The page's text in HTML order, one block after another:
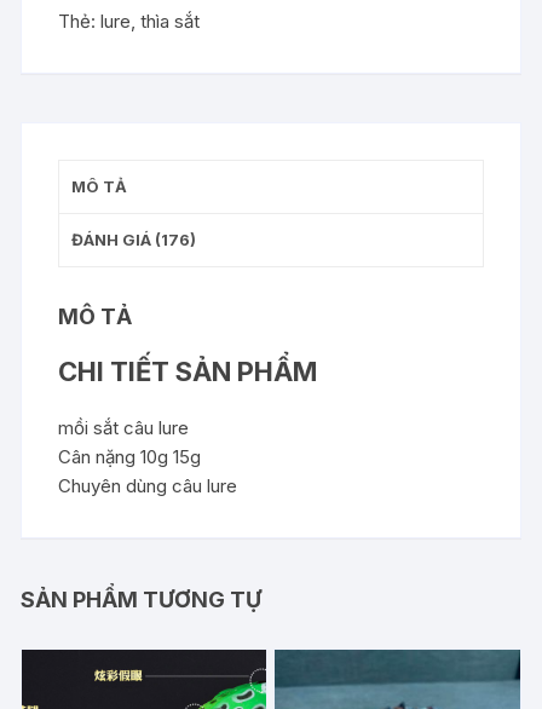
số
Thẻ:lure,thìa sắt
MÔ TẢ
ĐÁNH GIÁ (176)
MÔ TẢ
CHI TIẾT SẢN PHẨM
mồi sắt câu lure
Cân nặng 10g 15g
Chuyên dùng câu lure
SẢN PHẨM TƯƠNG TỰ